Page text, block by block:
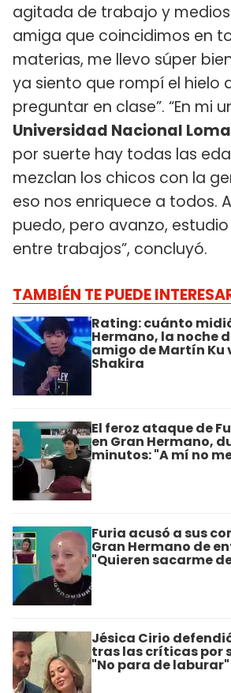
agitada de trabajo y
amiga que coincidimos en
materias, me llevo súper
ya siento que rompí el hielo
preguntar en clase”. “En mi
Universidad Nacional
por suerte hay todas las
mezclan los chicos con la
eso nos enriquece a todos.
puedo, pero avanzo,
entre trabajos”, concluyó.
TAMBIÉN TE PUEDE
Rating: cuánto
Hermano, la noche
amigo de Martín Ku
Shakira
El feroz ataque de
en Gran Hermano,
minutos: "A mí no
Furia acusó a sus
Gran Hermano de
"Quieren sacarme
Jésica Cirio
tras las críticas por
"No para de laburar"